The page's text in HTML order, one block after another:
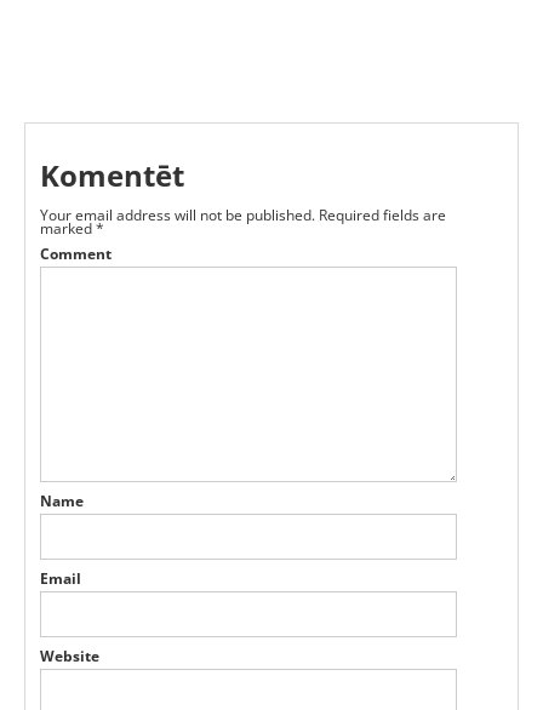
Komentēt
Your email address will not be published. Required fields are
marked*
Comment
Name
Email
Website